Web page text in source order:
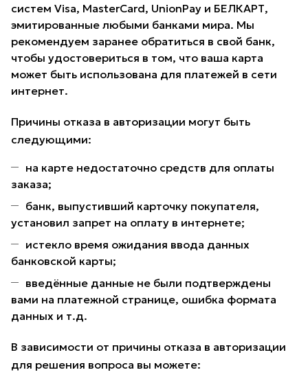
систем Visa, MasterCard, UnionPay и БЕЛКАРТ,
эмитированные любыми банками мира. Мы
рекомендуем заранее обратиться в свой банк,
чтобы удостовериться в том, что ваша карта
может быть использована для платежей в сети
интернет.
Причины отказа в авторизации могут быть
следующими:
на карте недостаточно средств для оплаты
заказа;
банк, выпустивший карточку покупателя,
установил запрет на оплату в интернете;
истекло время ожидания ввода данных
банковской карты;
введённые данные не были подтверждены
вами на платежной странице, ошибка формата
данных и т.д.
В зависимости от причины отказа в авторизации
для решения вопроса вы можете: